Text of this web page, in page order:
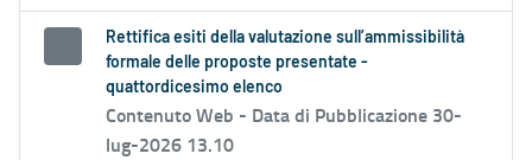
Rettifica esiti della valutazione sull’ammissibilità
formale delle proposte presentate -
quattordicesimo elenco
Contenuto Web - Data di Pubblicazione 30-
lug-2026 13.10